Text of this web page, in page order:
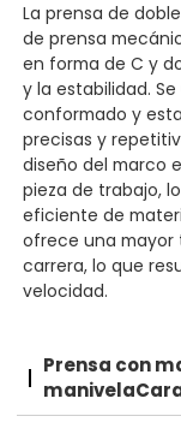
La prensa de
de prensa
en forma de C y
y la estabilidad.
conformado y
precisas y
diseño del marco
pieza de trabajo,
eficiente de
ofrece una mayor
carrera, lo que
velocidad.
Prensa con
manivela